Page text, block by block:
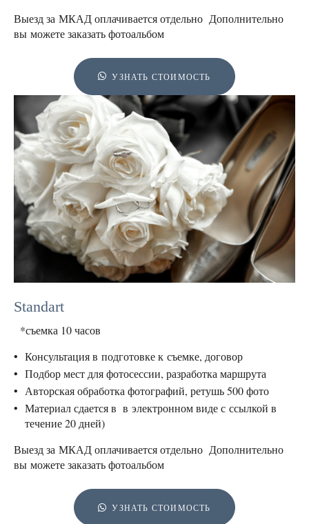
Выезд за МКАД оплачивается отдельно Дополнительно
вы можете заказать фотоальбом
УЗНАТЬ СТОИМОСТЬ
Standart
*съемка 10 часов
Консультация в подготовке к съемке, договор
Подбор мест для фотосессии, разработка маршрута
Авторская обработка фотографий, ретушь 500 фото
Материал сдается в в электронном виде с ссылкой в
течение 20 дней)
Выезд за МКАД оплачивается отдельно Дополнительно
вы можете заказать фотоальбом
УЗНАТЬ СТОИМОСТЬ